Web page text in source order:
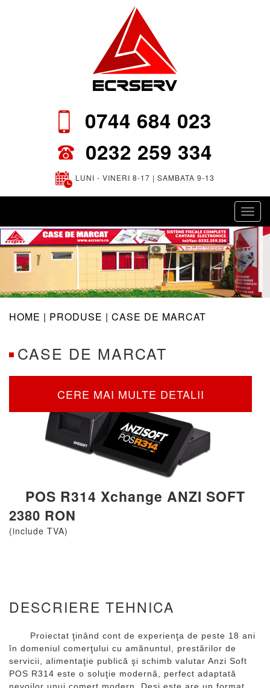
0744 684 023
0232 259 334
LUNI - VINERI 8-17 | SAMBATA 9-13
HOME | PRODUSE | CASE DE MARCAT
CASE DE MARCAT
POS R314 Xchange ANZI SOFT
2380 RON
(include TVA)
CERE MAI MULTE DETALII
DESCRIERE TEHNICA
Proiectat ţinând cont de experienţa de peste 18 ani
în domeniul comerţului cu amănuntul, prestărilor de
servicii, alimentaţie publică şi schimb valutar Anzi Soft
POS R314 este o soluţie modernă, perfect adaptată